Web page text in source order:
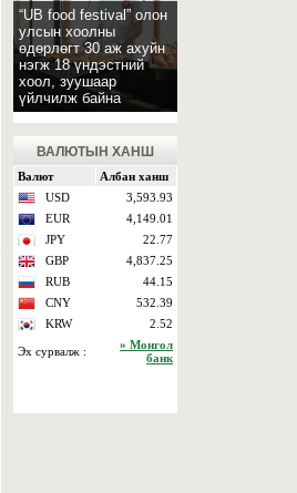
“UB food festival” олон
улсын хоолны
өдөрлөгт 30 аж ахуйн
нэгж 18 үндэстний
хоол, зуушаар
үйлчилж байна
ВАЛЮТЫН ХАНШ